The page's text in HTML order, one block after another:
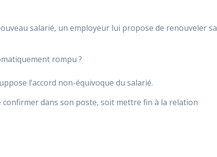
salarié, un employeur lui propose de renouveler sa
rompu ?
l’accord non-équivoque du salarié.
confirmer dans son poste, soit mettre fin à la relation